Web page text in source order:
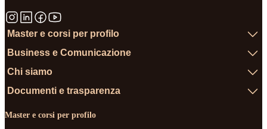
Master e corsi per profilo
Business e Comunicazione
Chi siamo
Documenti e trasparenza
Master e corsi per profilo